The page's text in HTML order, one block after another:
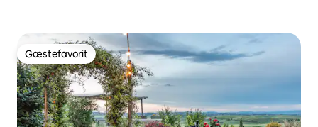
Gæstefavorit
Gæstefavorit